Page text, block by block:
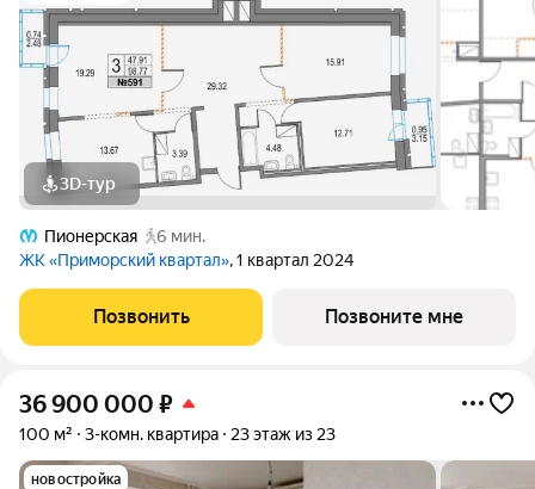
3D-тур
Пионерская
6 мин.
ЖК «Приморский квартал», 1 квартал 2024
Позвонить Позвоните мне
36 900 000 ₽
100 м² 3-комн. квартира 23 этаж из 23
новостройка